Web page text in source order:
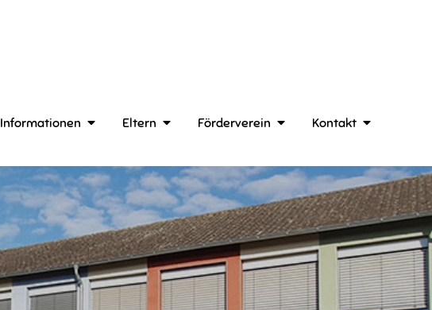
Informationen Eltern Förderverein Kontakt